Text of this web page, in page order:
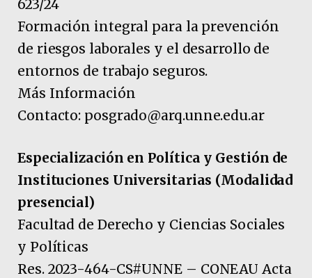
623/24
Formación integral para la prevención
de riesgos laborales y el desarrollo de
entornos de trabajo seguros.
Más Información
Contacto: posgrado@arq.unne.edu.ar
Especialización en Política y Gestión de
Instituciones Universitarias (Modalidad
presencial)
Facultad de Derecho y Ciencias Sociales
y Políticas
Res. 2023-464-CS#UNNE – CONEAU Acta